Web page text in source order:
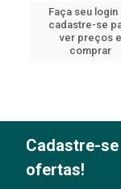
Faça seu login
cadastre-se
ver preços e
comprar
Cadastre-
ofertas!